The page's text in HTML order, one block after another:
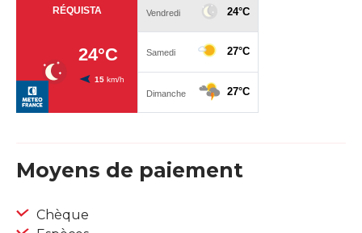
Moyens de paiement
Chèque